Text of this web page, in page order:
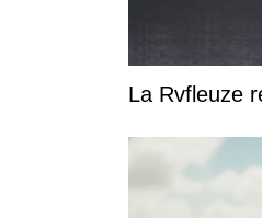
La Rvfleuze